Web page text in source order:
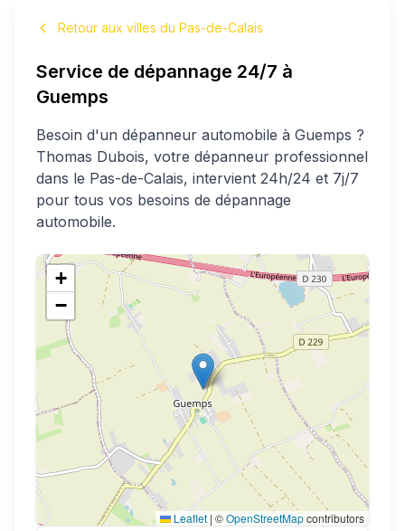
Retour aux villes du Pas-de-Calais
Service de dépannage 24/7 à
Guemps
Besoin d'un dépanneur automobile à Guemps ?
Thomas Dubois, votre dépanneur professionnel
dans le Pas-de-Calais, intervient 24h/24 et 7j/7
pour tous vos besoins de dépannage
automobile.
+
−
Leaflet | ©OpenStreetMapcontributors